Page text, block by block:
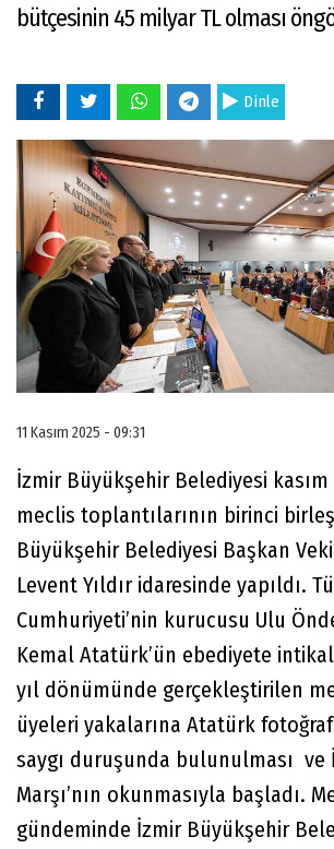
bütçesinin 45 milyar TL olması
Dinle
11 Kasım 2025 - 09:31
İzmir Büyükşehir Belediyesi kasım
meclis toplantılarının birinci
Büyükşehir Belediyesi Başkan
Levent Yıldır idaresinde yapıldı.
Cumhuriyeti’nin kurucusu Ulu
Kemal Atatürk’ün ebediyete
yıl dönümünde gerçekleştirilen
üyeleri yakalarına Atatürk
saygı duruşunda bulunulması
Marşı’nın okunmasıyla başladı.
gündeminde İzmir Büyükşehir